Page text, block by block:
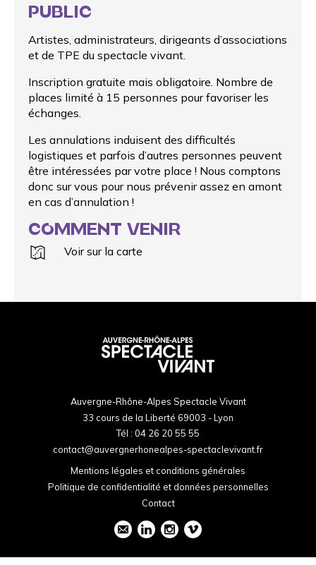
PUBLIC
Artistes, administrateurs, dirigeants d’associations
et de TPE du spectacle vivant.
Inscription gratuite mais obligatoire. Nombre de
places limité à 15 personnes pour favoriser les
échanges.
Les annulations induisent des difficultés
logistiques et parfois d’autres personnes peuvent
être intéressées par votre place ! Nous comptons
donc sur vous pour nous prévenir assez en amont
en cas d’annulation !
COMMENT VENIR
Voir sur la carte
Auvergne-Rhône-Alpes Spectacle Vivant
33 cours de la Liberté 69003 - Lyon
Tél : 04 26 20 55 55
contact@auvergnerhonealpes-spectaclevivant.fr
Mentions légales et conditions générales
Politique de confidentialité et données personnelles
Contact